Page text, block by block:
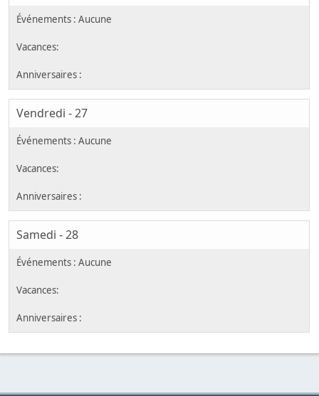
Vendredi - 27
Samedi - 28